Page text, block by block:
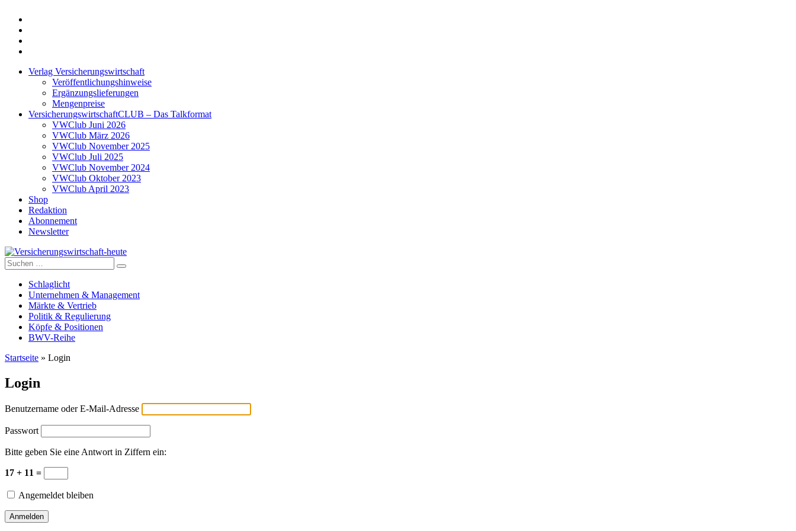
Verlag Versicherungswirtschaft
Veröffentlichungshinweise
Ergänzungslieferungen
Mengenpreise
VersicherungswirtschaftCLUB – Das Talkformat
VWClub Juni 2026
VWClub März 2026
VWClub November 2025
VWClub Juli 2025
VWClub November 2024
VWClub Oktober 2023
VWClub April 2023
Shop
Redaktion
Abonnement
Newsletter
Versicherungswirtschaft-heute
Suche
nach:
Schlaglicht
Unternehmen & Management
Märkte & Vertrieb
Politik & Regulierung
Köpfe & Positionen
BWV-Reihe
Startseite » Login
Login
Benutzername oder E-Mail-Adresse
Passwort
Bitte geben Sie eine Antwort in Ziffern ein:
17 + 11 =
Angemeldet bleiben